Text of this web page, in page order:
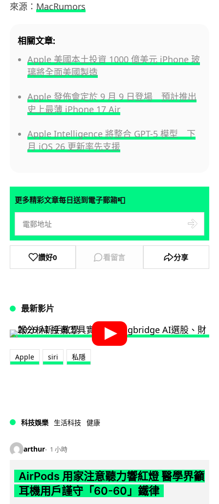
來源： MacRumors
相關文章:
Apple 美國本土投資 1000 億美元 iPhone 玻
璃將全面美國製造
Apple 發佈會定於 9 月 9 日登場 預計推出
史上最薄 iPhone 17 Air
Apple Intelligence 將整合 GPT-5 模型 下
月 iOS 26 更新率先支援
更多精彩文章每日送到電子郵箱📮
讚好0 看留言 分享
最新影片
Apple siri 私隱
科技娛樂 生活科技 健康
arthur 1 小時
AirPods 用家注意聽力響紅燈 醫學界籲
耳機用戶謹守「60-60」鐵律